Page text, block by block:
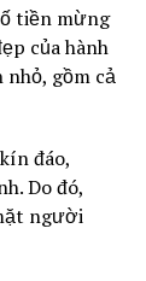
tiền mừng
của hành
gồm cả
đáo,
Do đó,
người